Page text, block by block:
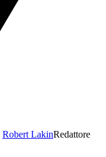
Robert LakinRedattore